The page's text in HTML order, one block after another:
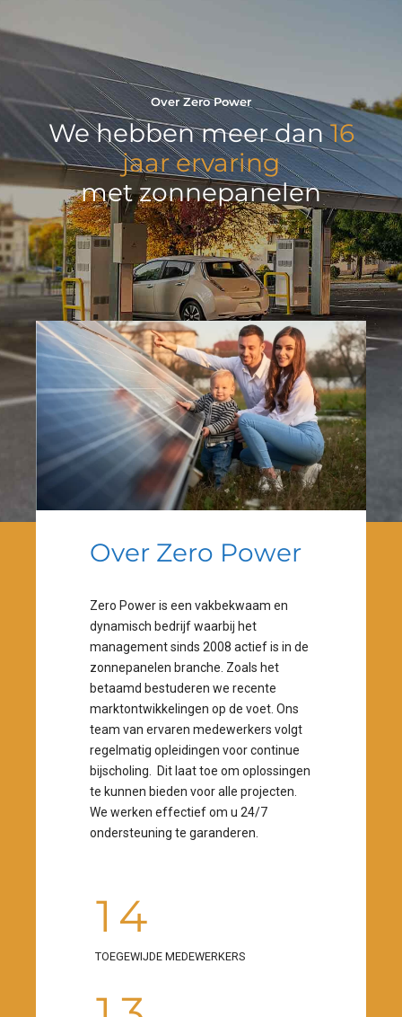
Over Zero Power
We hebben meer dan16
jaar ervaring
met zonnepanelen
Over Zero Power
Zero Power is een vakbekwaam en
dynamisch bedrijf waarbij het
management sinds 2008 actief is in de
zonnepanelen branche. Zoals het
betaamd bestuderen we recente
marktontwikkelingen op de voet. Ons
team van ervaren medewerkers volgt
regelmatig opleidingen voor continue
bijscholing. Dit laat toe om oplossingen
te kunnen bieden voor alle projecten.
We werken effectief om u 24/7
ondersteuning te garanderen.
1
2
3
0
1
2
4
5
6
TOEGEWIJDE MEDEWERKERS
0
1
2